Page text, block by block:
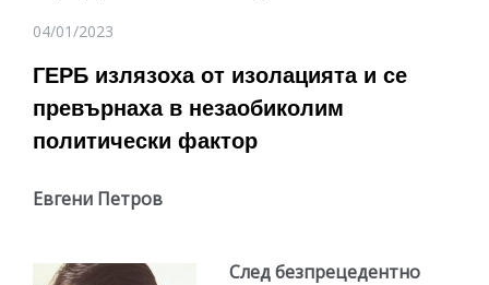
04/01/2023
ГЕРБ излязоха от изолацията и се
превърнаха в незаобиколим
политически фактор
Евгени Петров
След безпрецедентно